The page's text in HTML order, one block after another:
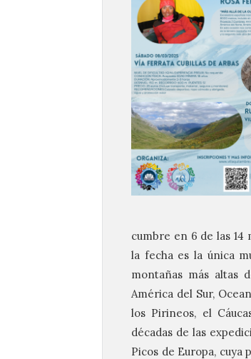
cumbre en 6 de las
la fecha es la única
montañas más altas
América del Sur,
los Pirineos, el
décadas de las
Picos de Europa, cuya